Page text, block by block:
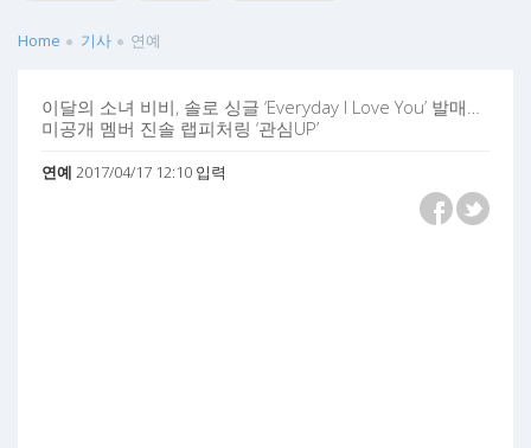
Home 기사 연예
이달의 소녀 비비, 솔로 싱글 ‘Everyday I Love You’ 발매…
미공개 멤버 진솔 랩피처링 ‘관심UP’
연예 2017/04/17 12:10 입력